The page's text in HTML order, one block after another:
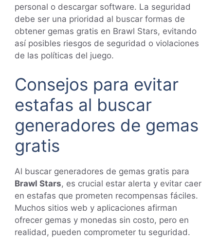
personal o descargar software. La seguridad
debe ser una prioridad al buscar formas de
obtener gemas gratis en Brawl Stars, evitando
así posibles riesgos de seguridad o violaciones
de las políticas del juego.
Consejos para evitar
estafas al buscar
generadores de gemas
gratis
Al buscar generadores de gemas gratis para
Brawl Stars, es crucial estar alerta y evitar caer
en estafas que prometen recompensas fáciles.
Muchos sitios web y aplicaciones afirman
ofrecer gemas y monedas sin costo, pero en
realidad, pueden comprometer tu seguridad.